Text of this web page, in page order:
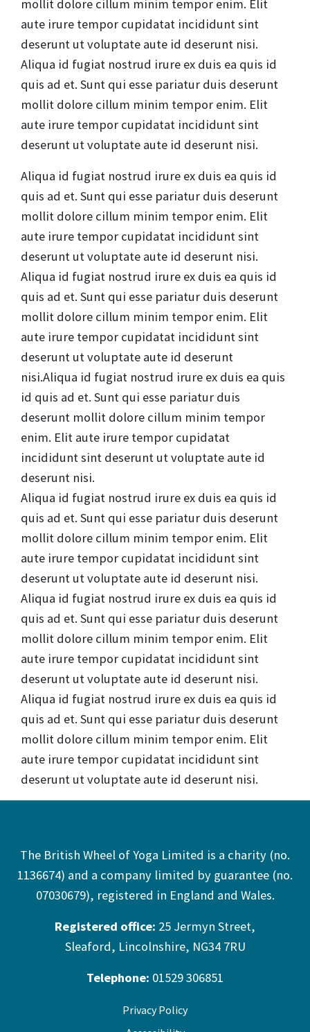
mollit dolore cillum minim tempor enim. Elit
aute irure tempor cupidatat incididunt sint
deserunt ut voluptate aute id deserunt nisi.
Aliqua id fugiat nostrud irure ex duis ea quis id
quis ad et. Sunt qui esse pariatur duis deserunt
mollit dolore cillum minim tempor enim. Elit
aute irure tempor cupidatat incididunt sint
deserunt ut voluptate aute id deserunt nisi.
Aliqua id fugiat nostrud irure ex duis ea quis id
quis ad et. Sunt qui esse pariatur duis deserunt
mollit dolore cillum minim tempor enim. Elit
aute irure tempor cupidatat incididunt sint
deserunt ut voluptate aute id deserunt nisi.
Aliqua id fugiat nostrud irure ex duis ea quis id
quis ad et. Sunt qui esse pariatur duis deserunt
mollit dolore cillum minim tempor enim. Elit
aute irure tempor cupidatat incididunt sint
deserunt ut voluptate aute id deserunt
nisi.Aliqua id fugiat nostrud irure ex duis ea quis
id quis ad et. Sunt qui esse pariatur duis
deserunt mollit dolore cillum minim tempor
enim. Elit aute irure tempor cupidatat
incididunt sint deserunt ut voluptate aute id
deserunt nisi.
Aliqua id fugiat nostrud irure ex duis ea quis id
quis ad et. Sunt qui esse pariatur duis deserunt
mollit dolore cillum minim tempor enim. Elit
aute irure tempor cupidatat incididunt sint
deserunt ut voluptate aute id deserunt nisi.
Aliqua id fugiat nostrud irure ex duis ea quis id
quis ad et. Sunt qui esse pariatur duis deserunt
mollit dolore cillum minim tempor enim. Elit
aute irure tempor cupidatat incididunt sint
deserunt ut voluptate aute id deserunt nisi.
Aliqua id fugiat nostrud irure ex duis ea quis id
quis ad et. Sunt qui esse pariatur duis deserunt
mollit dolore cillum minim tempor enim. Elit
aute irure tempor cupidatat incididunt sint
deserunt ut voluptate aute id deserunt nisi.
The British Wheel of Yoga Limited is a charity (no.
1136​674) and a company limited by guarantee (no.
070306​79), registered in England and Wales.
Registered office: 25 Jermyn Street,
Sleaford, Lincolnshire, NG34 7RU
Telephone: 01529 306851
Privacy Policy